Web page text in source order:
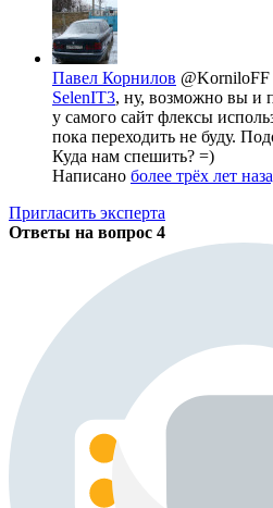
Павел Корнилов @KorniloFF
SelenIT3, ну, возможно вы и
у самого сайт флексы
пока переходить не буду.
Куда нам спешить? =)
Написано более трёх лет
Пригласить эксперта
Ответы на вопрос 4